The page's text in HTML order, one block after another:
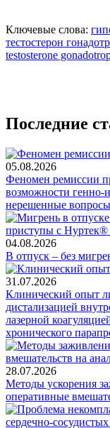
Ключевые слова:
тестостерон
testosterone
Последние
05.08.2026
Феномен ремиссии
возможности генно-
нерешенные
04.08.2026
В отпуск – без
31.07.2026
Клинический опыт
дистализацией
лазерной
хронического
28.07.2026
Методы ускорения
оперативные